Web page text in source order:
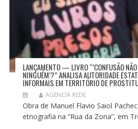
LANÇAMENTO — LIVRO “’CONFUSÃO
NINGUÉM’?” ANALISA AUTORIDADE
INFORMAIS EM TERRITÓRIO DE
AGENCIA REDE
Obra de Manuel Flavio Saiol
etnografia na “Rua da Zona”, em